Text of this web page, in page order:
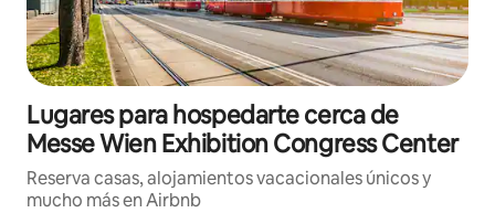
Lugares para hospedarte cerca de
Messe Wien Exhibition Congress Center
Reserva casas, alojamientos vacacionales únicos y
mucho más en Airbnb